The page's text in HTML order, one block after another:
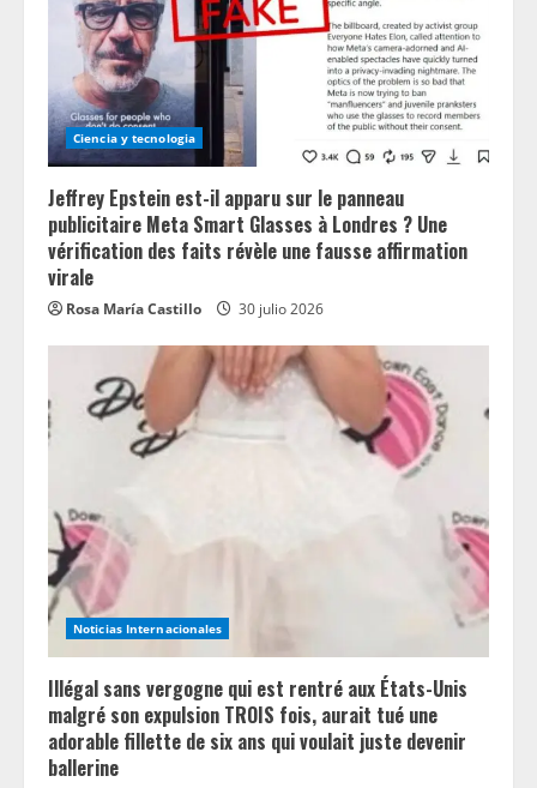
Ciencia y tecnologia
Jeffrey Epstein est-il apparu sur le panneau
publicitaire Meta Smart Glasses à Londres ? Une
vérification des faits révèle une fausse affirmation
virale
Rosa María Castillo 30 julio 2026
Noticias Internacionales
Illégal sans vergogne qui est rentré aux États-Unis
malgré son expulsion TROIS fois, aurait tué une
adorable fillette de six ans qui voulait juste devenir
ballerine